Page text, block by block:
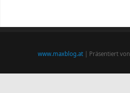
www.maxblog.at| Präsentiert von